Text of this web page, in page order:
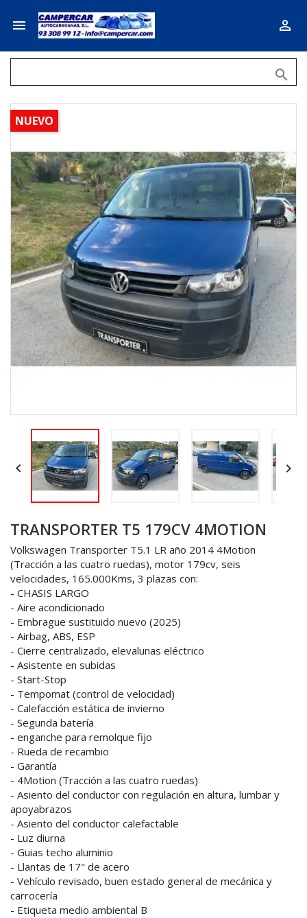
 

NUEVO
 
TRANSPORTER T5 179CV 4MOTION
Volkswagen Transporter T5.1 LR año 2014 4Motion
(Tracción a las cuatro ruedas), motor 179cv, seis
velocidades, 165.000Kms, 3 plazas con:
- CHASIS LARGO
- Aire acondicionado
- Embrague sustituido nuevo (2025)
- Airbag, ABS, ESP
- Cierre centralizado, elevalunas eléctrico
- Asistente en subidas
- Start-Stop
- Tempomat (control de velocidad)
- Calefacción estática de invierno
- Segunda batería
- enganche para remolque fijo
- Rueda de recambio
- Garantía
- 4Motion (Tracción a las cuatro ruedas)
- Asiento del conductor con regulación en altura, lumbar y
apoyabrazos
- Asiento del conductor calefactable
- Luz diurna
- Guias techo aluminio
- Llantas de 17" de acero
- Vehículo revisado, buen estado general de mecánica y
carrocería
- Etiqueta medio ambiental B